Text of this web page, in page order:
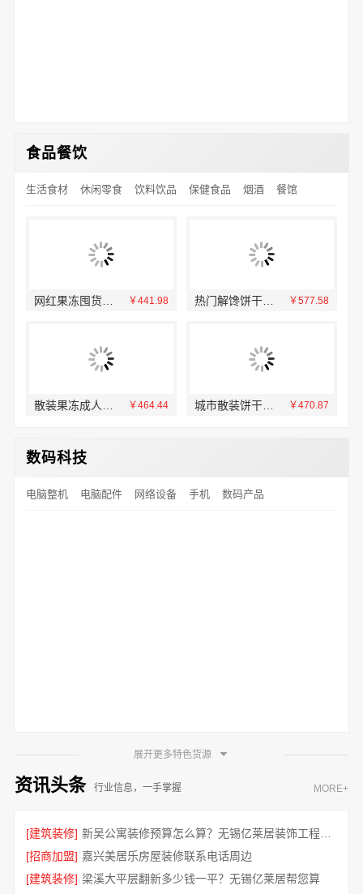
食品餐饮
生活食材 休闲零食 饮料饮品 保健食品 烟酒 餐馆
网红果冻囤货就选零食大明星品牌 ￥441.98
￥464.44
热门解馋饼干选购找零食大明星 ￥577.58
城市散装饼干哪家好选零食大明星 ￥470.87
数码科技
电脑整机 电脑配件 网络设备 手机 数码产品
展开更多特色货源
资讯头条 行业信息，一手掌握 MORE+
[建筑装修]
新吴公寓装修预算怎么算？无锡亿莱居装饰工程材料有限公司帮您省心
[招商加盟] 嘉兴美居乐房屋装修联系电话周边
[建筑装修] 梁溪大平层翻新多少钱一平？无锡亿莱居帮您算